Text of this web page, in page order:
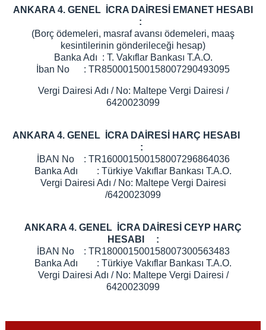
ANKARA 4. GENEL İCRA DAİRESİ EMANET HESABI
:
(Borç ödemeleri, masraf avansı ödemeleri, maaş
kesintilerinin gönderileceği hesap)
Banka Adı : T. Vakıflar Bankası T.A.O.
İban No : TR850001500158007290493095
Vergi Dairesi Adı / No: Maltepe Vergi Dairesi /
6420023099
ANKARA 4. GENEL İCRA DAİRESİ HARÇ HESABI
:
İBAN No : TR160001500158007296864036
Banka Adı : Türkiye Vakıflar Bankası T.A.O.
Vergi Dairesi Adı / No: Maltepe Vergi Dairesi
/6420023099
ANKARA 4. GENEL İCRA DAİRESİ CEYP HARÇ
HESABI :
İBAN No : TR180001500158007300563483
Banka Adı : Türkiye Vakıflar Bankası T.A.O.
Vergi Dairesi Adı / No: Maltepe Vergi Dairesi /
6420023099